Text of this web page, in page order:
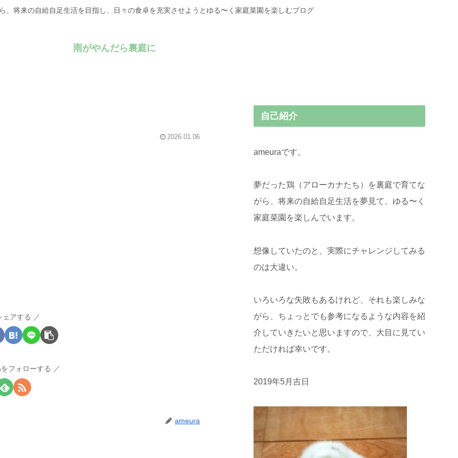
、将来の自給自足生活を目指し、日々の食卓を充実させようとゆる〜く家庭菜園を楽しむブログ
雨がやんだら裏庭に
2026.01.06
ェアする
フォローする
ameura
自己紹介
ameuraです。
夢だった鶏（アローカナたち）を裏庭で育てな
がら、将来の自給自足生活を夢見て、ゆる〜く
家庭菜園を楽しんでいます。
想像していたのと、実際にチャレンジしてみる
のは大違い。
いろいろな失敗もあるけれど、それも楽しみな
がら、ちょっとでも参考になるような内容を紹
介していきたいと思いますので、大目に見てい
ただければ幸いです。
2019年5月吉日